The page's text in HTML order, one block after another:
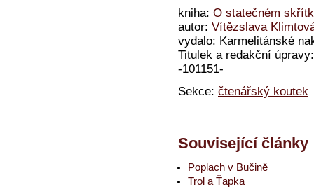
kniha: O statečném
autor: Vítězslava
vydalo: Karmelitánské
Titulek a redakční
-101151-
Sekce: čtenářský koutek
Související články
Poplach v Bučině
Trol a Ťapka